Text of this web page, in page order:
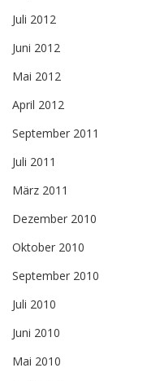
Juli 2012
Juni 2012
Mai 2012
April 2012
September 2011
Juli 2011
März 2011
Dezember 2010
Oktober 2010
September 2010
Juli 2010
Juni 2010
Mai 2010